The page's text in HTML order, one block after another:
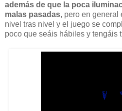
además de que la poca
malas pasadas, pero en general
nivel tras nivel y el juego se
poco que seáis hábiles y tengáis